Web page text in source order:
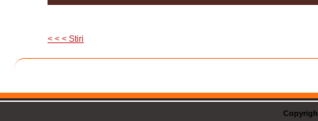
< < < Stiri